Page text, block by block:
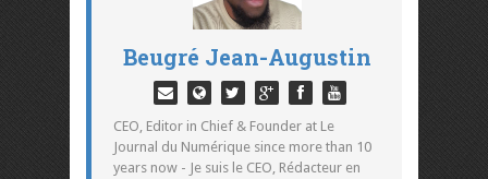
Beugré Jean-Augustin
CEO, Editor in Chief & Founder at Le
Journal du Numérique since more than 10
years now - Je suis le CEO, Rédacteur en